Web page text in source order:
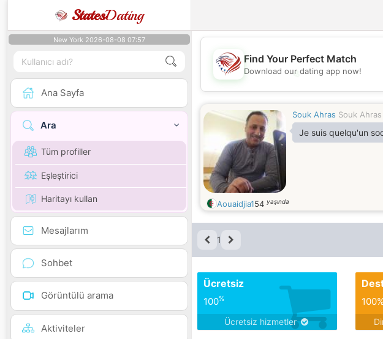
StatesDating
New York 2026-08-08 07:57
Ana Sayfa
Ara
Tüm profiller
Eşleştirici
Haritayı kullan
Mesajlarım
Sohbet
Görüntülü arama
Aktiviteler
💖
Find Your Perfect Match
Download our dating app now!
Souk Ahras Souk Ahras
Je suis
Aouaidjia154 yaşında
1
Ücretsiz
100%
Ücretsiz hizmetler